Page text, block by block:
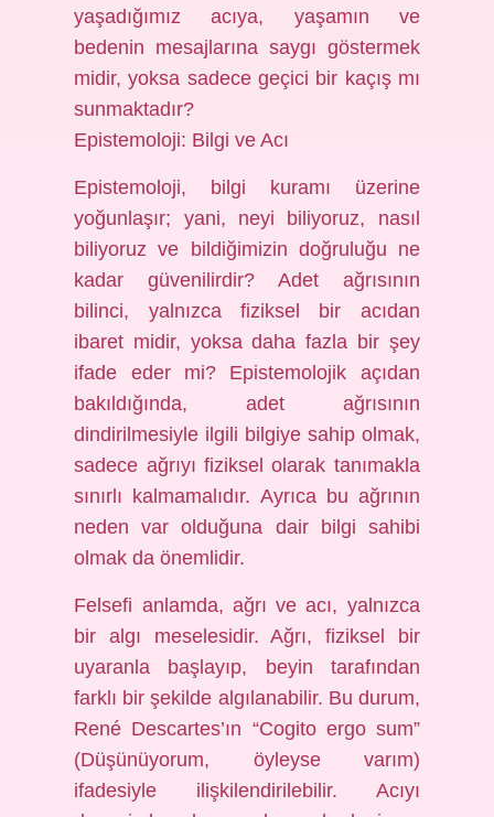
yaşadığımız acıya, yaşamın ve
bedenin mesajlarına saygı göstermek
midir, yoksa sadece geçici bir kaçış mı
sunmaktadır?
Epistemoloji: Bilgi ve Acı
Epistemoloji, bilgi kuramı üzerine
yoğunlaşır; yani, neyi biliyoruz, nasıl
biliyoruz ve bildiğimizin doğruluğu ne
kadar güvenilirdir? Adet ağrısının
bilinci, yalnızca fiziksel bir acıdan
ibaret midir, yoksa daha fazla bir şey
ifade eder mi? Epistemolojik açıdan
bakıldığında, adet ağrısının
dindirilmesiyle ilgili bilgiye sahip olmak,
sadece ağrıyı fiziksel olarak tanımakla
sınırlı kalmamalıdır. Ayrıca bu ağrının
neden var olduğuna dair bilgi sahibi
olmak da önemlidir.
Felsefi anlamda, ağrı ve acı, yalnızca
bir algı meselesidir. Ağrı, fiziksel bir
uyaranla başlayıp, beyin tarafından
farklı bir şekilde algılanabilir. Bu durum,
René Descartes’ın “Cogito ergo sum”
(Düşünüyorum, öyleyse varım)
ifadesiyle ilişkilendirilebilir. Acıyı